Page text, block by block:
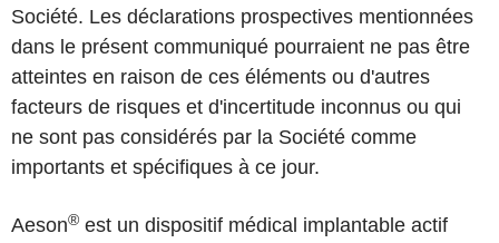
Société. Les déclarations prospectives mentionnées
dans le présent communiqué pourraient ne pas être
atteintes en raison de ces éléments ou d'autres
facteurs de risques et d'incertitude inconnus ou qui
ne sont pas considérés par la Société comme
importants et spécifiques à ce jour.
Aeson® est un dispositif médical implantable actif